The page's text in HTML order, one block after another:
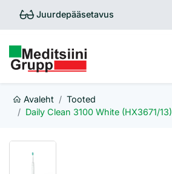
Juurdepääsetavus
Avaleht
Tooted
Daily Clean 3100 White (HX3671/13)